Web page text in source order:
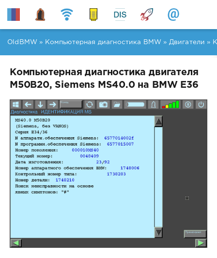
OldBMW » Компьютерная диагностика BMW » Двигатели »
Компьютерная диагностика двигателя
M50B20, Siemens MS40.0 на BMW E36